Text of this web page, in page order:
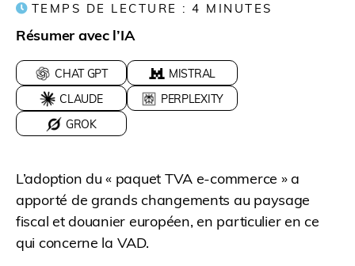
TEMPS DE LECTURE : 4 MINUTES
Résumer avec l’IA
CHAT GPT
MISTRAL
CLAUDE
PERPLEXITY
GROK
L’adoption du « paquet TVA e-commerce » a
apporté de grands changements au paysage
fiscal et douanier européen, en particulier en ce
qui concerne la VAD.